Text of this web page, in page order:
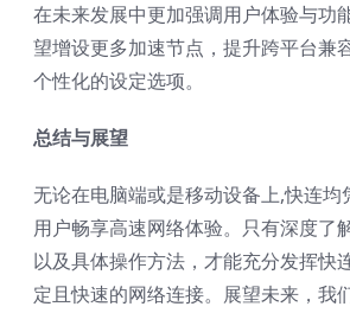
在未来发展中更加强调用户体验与功
望增设更多加速节点，提升跨平台兼
个性化的设定选项。
总结与展望
无论在电脑端或是移动设备上,快连均
用户畅享高速网络体验。只有深度了
以及具体操作方法，才能充分发挥快
定且快速的网络连接。展望未来，我